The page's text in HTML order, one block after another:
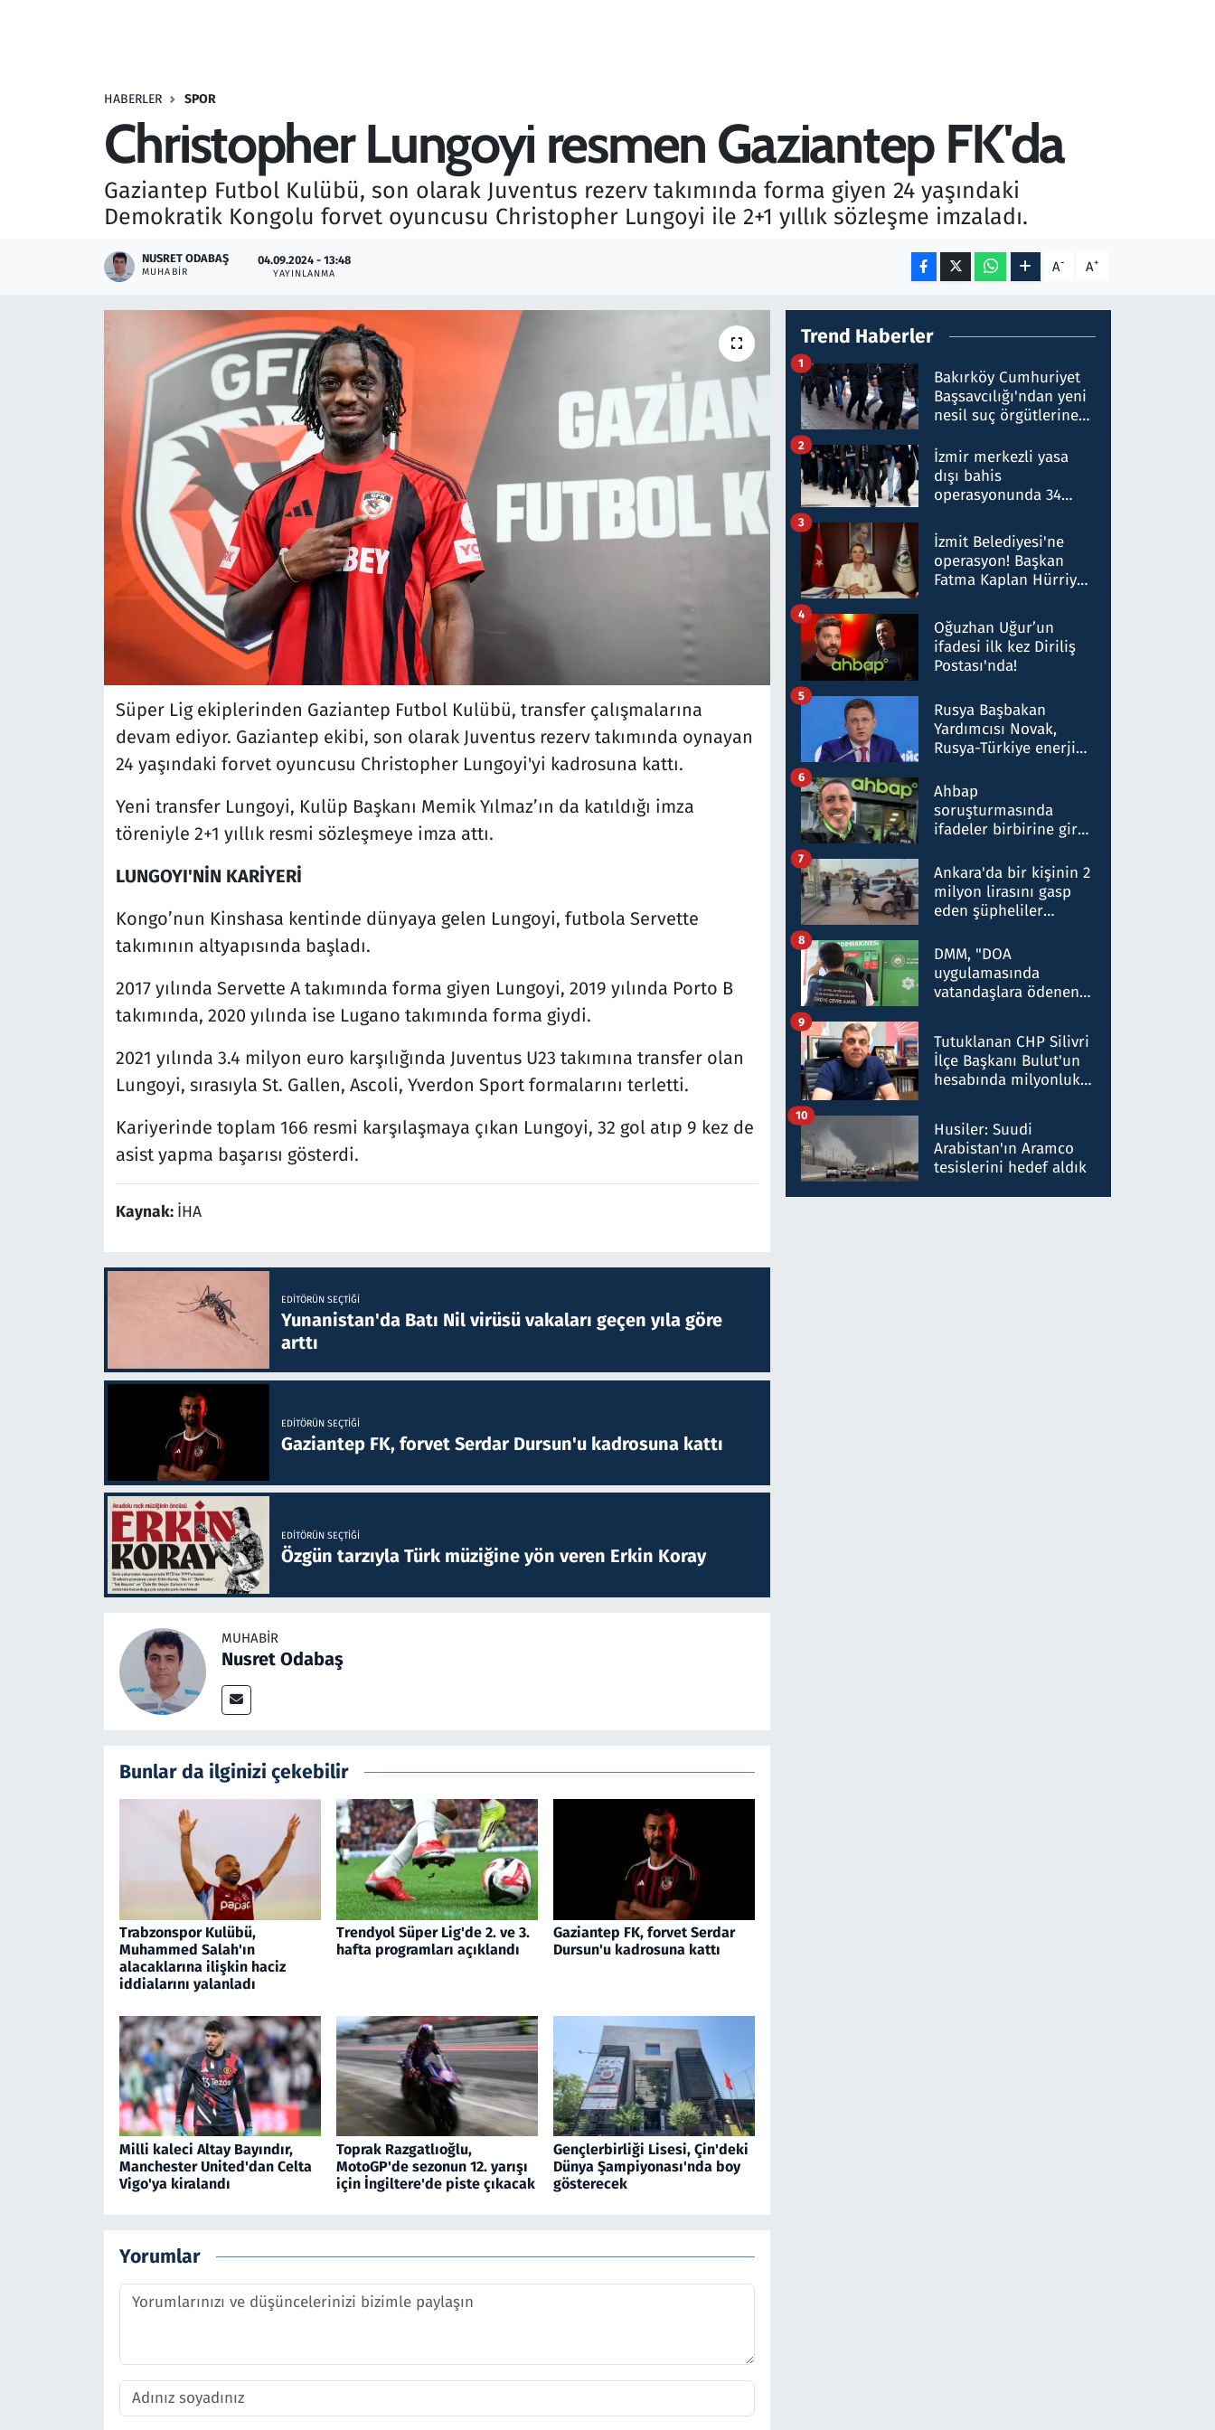
HABERLER SPOR
Christopher Lungoyi resmen Gaziantep FK'da
Gaziantep Futbol Kulübü, son olarak Juventus rezerv takımında forma giyen 24 yaşındaki
Demokratik Kongolu forvet oyuncusu Christopher Lungoyi ile 2+1 yıllık sözleşme imzaladı.
NUSRET ODABAŞ
MUHABIR
04.09.2024 - 13:48
YAYINLANMA A- A+
Süper Lig ekiplerinden Gaziantep Futbol Kulübü, transfer çalışmalarına
devam ediyor. Gaziantep ekibi, son olarak Juventus rezerv takımında oynayan
24 yaşındaki forvet oyuncusu Christopher Lungoyi'yi kadrosuna kattı.
Yeni transfer Lungoyi, Kulüp Başkanı Memik Yılmaz’ın da katıldığı imza
töreniyle 2+1 yıllık resmi sözleşmeye imza attı.
LUNGOYI'NİN KARİYERİ
Kongo’nun Kinshasa kentinde dünyaya gelen Lungoyi, futbola Servette
takımının altyapısında başladı.
2017 yılında Servette A takımında forma giyen Lungoyi, 2019 yılında Porto B
takımında, 2020 yılında ise Lugano takımında forma giydi.
2021 yılında 3.4 milyon euro karşılığında Juventus U23 takımına transfer olan
Lungoyi, sırasıyla St. Gallen, Ascoli, Yverdon Sport formalarını terletti.
Kariyerinde toplam 166 resmi karşılaşmaya çıkan Lungoyi, 32 gol atıp 9 kez de
asist yapma başarısı gösterdi.
Kaynak: İHA
EDITÖRÜN SEÇTIĞI
Yunanistan'da Batı Nil virüsü vakaları geçen yıla göre
arttı
EDITÖRÜN SEÇTIĞI
Gaziantep FK, forvet Serdar Dursun'u kadrosuna kattı
EDITÖRÜN SEÇTIĞI
Özgün tarzıyla Türk müziğine yön veren Erkin Koray
MUHABIR
Nusret Odabaş
Bunlar da ilginizi çekebilir
Trabzonspor Kulübü,
Muhammed Salah'ın
alacaklarına ilişkin haciz
iddialarını yalanladı
Trendyol Süper Lig'de 2. ve 3.
hafta programları açıklandı
Gaziantep FK, forvet Serdar
Dursun'u kadrosuna kattı
Milli kaleci Altay Bayındır,
Manchester United'dan Celta
Vigo'ya kiralandı
Toprak Razgatlıoğlu,
MotoGP'de sezonun 12. yarışı
için İngiltere'de piste çıkacak
Gençlerbirliği Lisesi, Çin'deki
Dünya Şampiyonası'nda boy
gösterecek
Yorumlar
Trend Haberler
Bakırköy Cumhuriyet
Başsavcılığı'ndan yeni
nesil suç örgütlerine
hakkında gözaltı kararı
1
İzmir merkezli yasa
dışı bahis
operasyonunda 34
Milyar liralık para
trafiği tespit edildi
2
İzmit Belediyesi'ne
operasyon! Başkan
Fatma Kaplan Hürriyet
3
Oğuzhan Uğur’un
ifadesi ilk kez Diriliş
Postası'nda!
4
Rusya Başbakan
Yardımcısı Novak,
Rusya-Türkiye enerji
nitelikte olduğunu
belirtti
5
Ahbap
soruşturmasında
ifadeler birbirine girdi:
ifadelerinden ortaya
çıkan tablo şok etti
6
Ankara'da bir kişinin 2
milyon lirasını gasp
eden şüpheliler
7
DMM, "DOA
uygulamasında
vatandaşlara ödenen
düşürüldüğü" iddiasını
yalanladı
8
Tutuklanan CHP Silivri
İlçe Başkanı Bulut'un
hesabında milyonluk
talimat verdi, ben
gönderdim
9
Husiler: Suudi
Arabistan'ın Aramco
tesislerini hedef aldık
10
Savunma Sanayi
Seçim 2023